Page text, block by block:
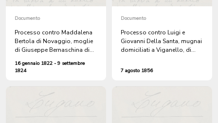
Documento
Processo contro Maddalena
Bertola di Novaggio, moglie
di Giuseppe Bernaschina di
libbre di farina di carlone a
16 gennaio 1822 - 9 settembre
1824
Documento
Processo contro Luigi e
Giovanni Della Santa, mugnai
domiciliati a Viganello, di
e percosse a danno di Matteo
7 agosto 1856